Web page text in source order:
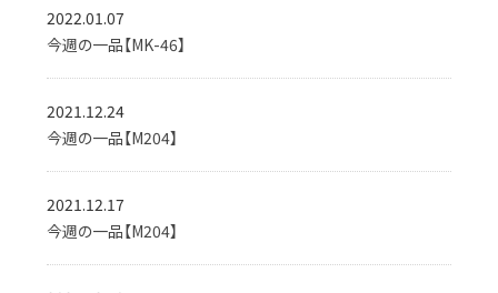
2022.01.07
今週の一品【MK-46】
2021.12.24
今週の一品【M204】
2021.12.17
今週の一品【M204】